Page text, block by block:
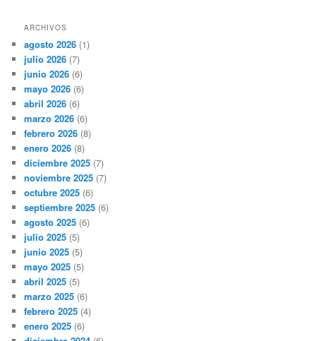
ARCHIVOS
agosto 2026 (1)
julio 2026 (7)
junio 2026 (6)
mayo 2026 (6)
abril 2026 (6)
marzo 2026 (6)
febrero 2026 (8)
enero 2026 (8)
diciembre 2025 (7)
noviembre 2025 (7)
octubre 2025 (6)
septiembre 2025 (6)
agosto 2025 (6)
julio 2025 (5)
junio 2025 (5)
mayo 2025 (5)
abril 2025 (5)
marzo 2025 (6)
febrero 2025 (4)
enero 2025 (6)